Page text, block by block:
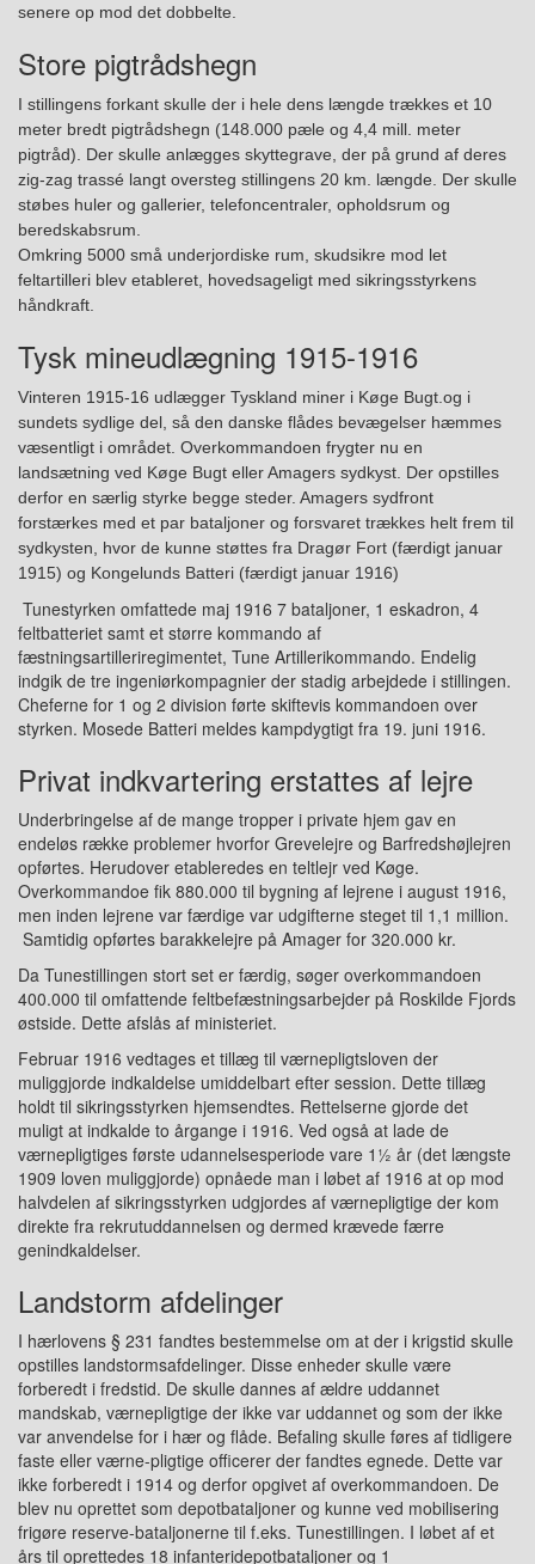
senere op mod det dobbelte.
Store pigtrådshegn
I stillingens forkant skulle der i hele dens længde trækkes et 10
meter bredt pigtrådshegn (148.000 pæle og 4,4 mill. meter
pigtråd) . Der skulle anlægges skyttegrave der på grund af deres
zig-zag trassé langt oversteg stillingens 20 km.
længde. Der skulle
støbes huler og gallerier, telefoncentraler, opholdsrum og
beredskabsrum.
Omkring 5000 små underjordiske rum, skudsikre mod let
feltartilleri blev etableret, hovedsageligt med sikringsstyrkens
håndkraft.
Tysk mineudlægning 1915-1916
Vinteren 1915-16 udlægger Tyskland miner i Køge Bugt.og i
sundets sydlige del, så den danske flådes bevægelser hæmmes
væsentligt i området. Overkommandoen frygter nu en
landsætning ved Køge Bugt eller Amagers sydkyst. Der opstilles
derfor en særlig styrke begge steder. Amagers sydfront
forstærkes med et par bataljoner og forsvaret trækkes helt frem til
sydkysten, hvor de kunne støttes fra Dragør Fort (færdigt januar
1915) og Kongelunds Batteri (færdigt januar 1916)
Tunestyrken omfattede maj 1916 7 bataljoner, 1 eskadron, 4
feltbatteriet samt et større kommando af
fæstningsartilleriregimentet, Tune Artillerikommando. Endelig
indgik de tre ingeniørkompagnier der stadig arbejdede i stillingen.
Cheferne for 1 og 2 division førte skiftevis kommandoen over
styrken. Mosede Batteri meldes kampdygtigt fra 19. juni 1916.
Privat indkvartering erstattes af lejre
Underbringelse af de mange tropper i private hjem gav en
endeløs række problemer hvorfor Grevelejre og Barfredshøjlejren
opførtes. Herudover etableredes en teltlejr ved Køge.
Overkommandoe fik 880.000 til bygning af lejrene i august 1916,
men inden lejrene var færdige var udgifterne steget til 1,1 million.
Samtidig opførtes barakkelejre på Amager for 320.000 kr.
Da Tunestillingen stort set er færdig, søger overkommandoen
400.000 til omfattende feltbefæstningsarbejder på Roskilde Fjords
østside. Dette afslås af ministeriet.
Februar 1916 vedtages et tillæg til værnepligtsloven der
muliggjorde indkaldelse umiddelbart efter session. Dette tillæg
holdt til sikringsstyrken hjemsendtes. Rettelserne gjorde det
muligt at indkalde to årgange i 1916. Ved også at lade de
værnepligtiges første udannelsesperiode vare 1½ år (det længste
1909 loven muliggjorde) opnåede man i løbet af 1916 at op mod
halvdelen af sikringsstyrken udgjordes af værnepligtige der kom
direkte fra rekrutuddannelsen og dermed krævede færre
genindkaldelser.
Landstorm afdelinger
I hærlovens § 231 fandtes bestemmelse om at der i krigstid skulle
opstilles landstormsafdelinger. Disse enheder skulle være
forberedt i fredstid. De skulle dannes af ældre uddannet
mandskab, værnepligtige der ikke var uddannet og som der ikke
var anvendelse for i hær og flåde. Befaling skulle føres af tidligere
faste eller værne-pligtige officerer der fandtes egnede. Dette var
ikke forberedt i 1914 og derfor opgivet af overkommandoen. De
blev nu oprettet som depotbataljoner og kunne ved mobilisering
frigøre reserve-bataljonerne til f.eks. Tunestillingen. I løbet af et
års til oprettedes 18 infanteridepotbataljoner og 1